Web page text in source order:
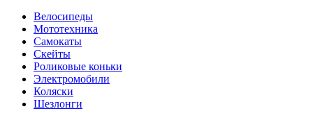
Велосипеды
Мототехника
Самокаты
Скейты
Роликовые коньки
Электромобили
Коляски
Шезлонги